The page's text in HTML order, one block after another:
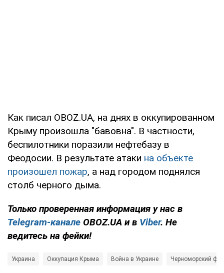
Как писал OBOZ.UA, на днях в оккупированном
Крыму произошла "бавовна". В частности,
беспилотники поразили нефтебазу в
Феодосии. В результате атаки на объекте
произошел пожар, а над городом поднялся
столб черного дыма.
Только проверенная информация у нас в
Telegram-канале OBOZ.UA и в Viber. Не
ведитесь на фейки!
Украина Оккупация Крыма Война в Украине Черноморский